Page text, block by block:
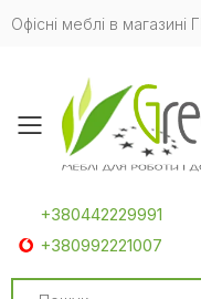
Офісні меблі в магазині
Toggle
+380442229991
+380992221007
Search